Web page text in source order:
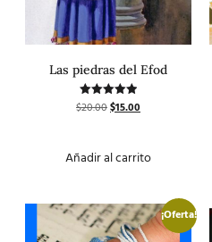
Las piedras del Efod
Valorado
con
$20.00$15.00
Añadir al carrito
¡Oferta!